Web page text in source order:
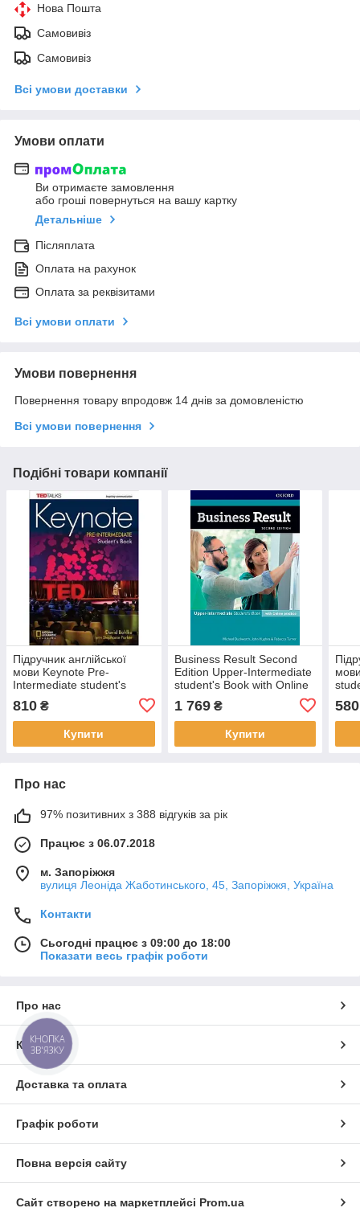
Нова Пошта
Самовивіз
Самовивіз
Всі умови доставки
Умови оплати
Ви отримаєте замовлення
або гроші повернуться на вашу картку
Детальніше
Післяплата
Оплата на рахунок
Оплата за реквізитами
Всі умови оплати
Умови повернення
Повернення товару впродовж 14 днів за домовленістю
Всі умови повернення
Подібні товари компанії
Підручник англійської
мови Keynote Pre-
Intermediate student's
810 ₴
Купити
Business Result Second
Edition Upper-Intermediate
student's Book with Online
кодом)
1 769₴
Купити
580
Про нас
97% позитивних з 388 відгуків за рік
Працює з 06.07.2018
м. Запоріжжя
вулиця Леоніда Жаботинського, 45, Запоріжжя, Україна
Контакти
Сьогодні працює з 09:00 до 18:00
Показати весь графік роботи
Про нас
Контакти
Доставка та оплата
Графік роботи
Повна версія сайту
Сайт створено на маркетплейсі Prom.ua
КНОПКА
ЗВ'ЯЗКУ